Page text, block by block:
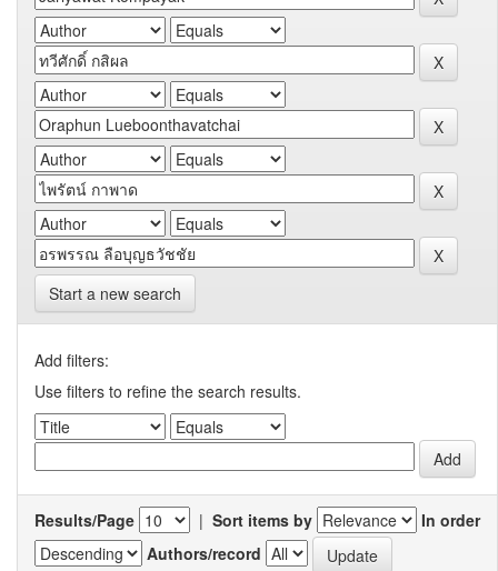
Start a new search
Add filters:
Use filters to refine the search results.
Results/Page | Sort items by
In order
Authors/record